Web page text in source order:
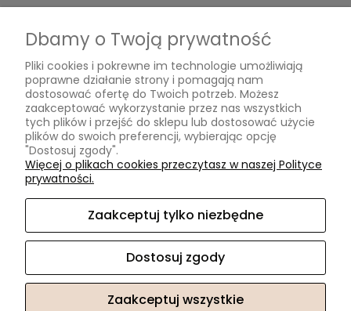
O Nas
MOISSANIT.PL
Pn-Pt w godzinach 11.00-17.00 (po wcześniejszym umówieniu)
ul. Swarzewska 58 lok.3
01-821 Warszawa
Obsługa Klienta
sklep@moissanit.pl
Dbamy o Twoją prywatność
Pliki cookies i pokrewne im technologie umożliwiają
poprawne działanie strony i pomagają nam
dostosować ofertę do Twoich potrzeb. Możesz
zaakceptować wykorzystanie przez nas wszystkich
tych plików i przejść do sklepu lub dostosować użycie
plików do swoich preferencji, wybierając opcję
"Dostosuj zgody".
Więcej o plikach cookies przeczytasz w naszej Polityce
prywatności.
Zaakceptuj tylko niezbędne
Dostosuj zgody
Zaakceptuj wszystkie